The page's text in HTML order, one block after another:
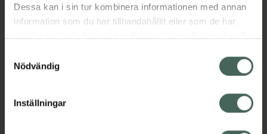
Dessa kan i sin tur kombinera informationen med annan
information som du har tillhandahållit eller som de har
återkalla ditt samtycke via webbplatsens
cookieinställningar. Ett återkallat samtycke påverkar inte
lagligheten av behandling som skett innan återkallelsen.
Nödvändig
Inställningar
EAN:05996537003162
Visa